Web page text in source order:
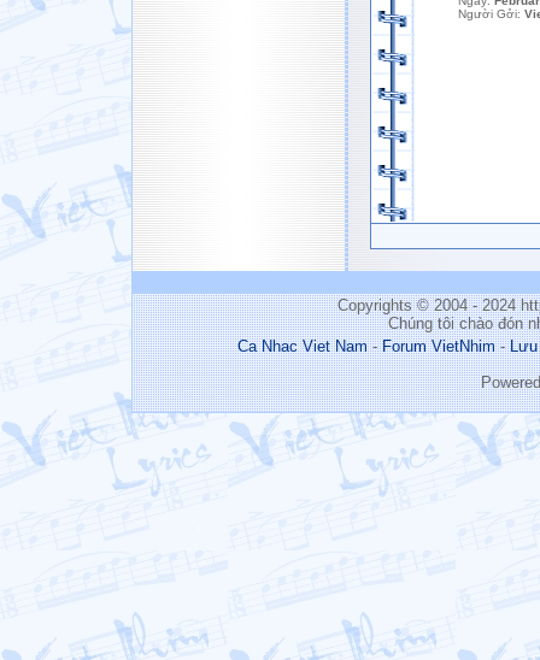
Người Gởi:
Copyrights © 2004 - 2024
Chúng tôi chào đón
Ca Nhac Viet Nam-Forum VietNhim-